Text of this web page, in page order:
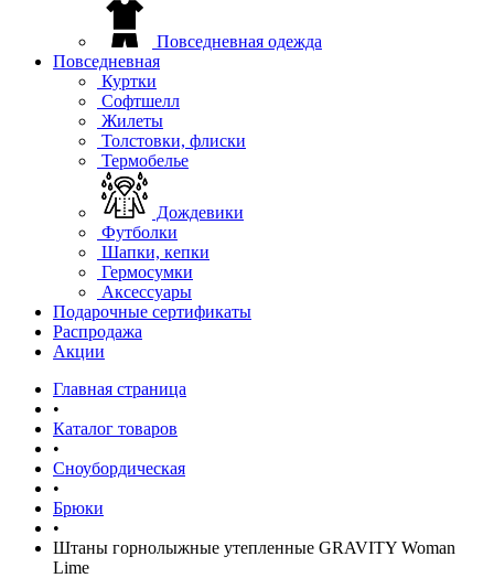
Повседневная одежда
Повседневная
Куртки
Софтшелл
Жилеты
Толстовки, флиски
Термобелье
Дождевики
Футболки
Шапки, кепки
Гермосумки
Аксессуары
Подарочные сертификаты
Распродажа
Акции
Главная страница
•
Каталог товаров
•
Сноубордическая
•
Брюки
•
Штаны горнолыжные утепленные GRAVITY Woman
Lime